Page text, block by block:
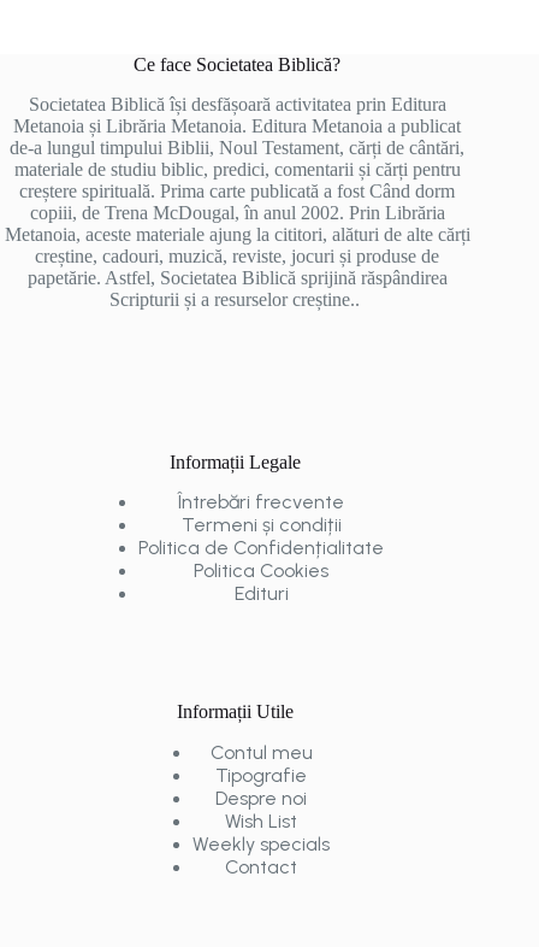
Ce face Societatea Biblică?
Societatea Biblică își desfășoară activitatea prin Editura
Metanoia și Librăria Metanoia. Editura Metanoia a publicat
de-a lungul timpului Biblii, Noul Testament, cărți de cântări,
materiale de studiu biblic, predici, comentarii și cărți pentru
creștere spirituală. Prima carte publicată a fost Când dorm
copiii, de Trena McDougal, în anul 2002. Prin Librăria
Metanoia, aceste materiale ajung la cititori, alături de alte cărți
creștine, cadouri, muzică, reviste, jocuri și produse de
papetărie. Astfel, Societatea Biblică sprijină răspândirea
Scripturii și a resurselor creștine..
Informații Legale
Întrebări frecvente
Termeni și condiții
Politica de Confidențialitate
Politica Cookies
Edituri
Informații Utile
Contul meu
Tipografie
Despre noi
Wish List
Weekly specials
Contact